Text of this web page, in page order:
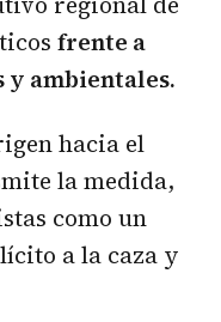
frente a
y ambientales.
hacia el
la medida,
como un
a la caza y